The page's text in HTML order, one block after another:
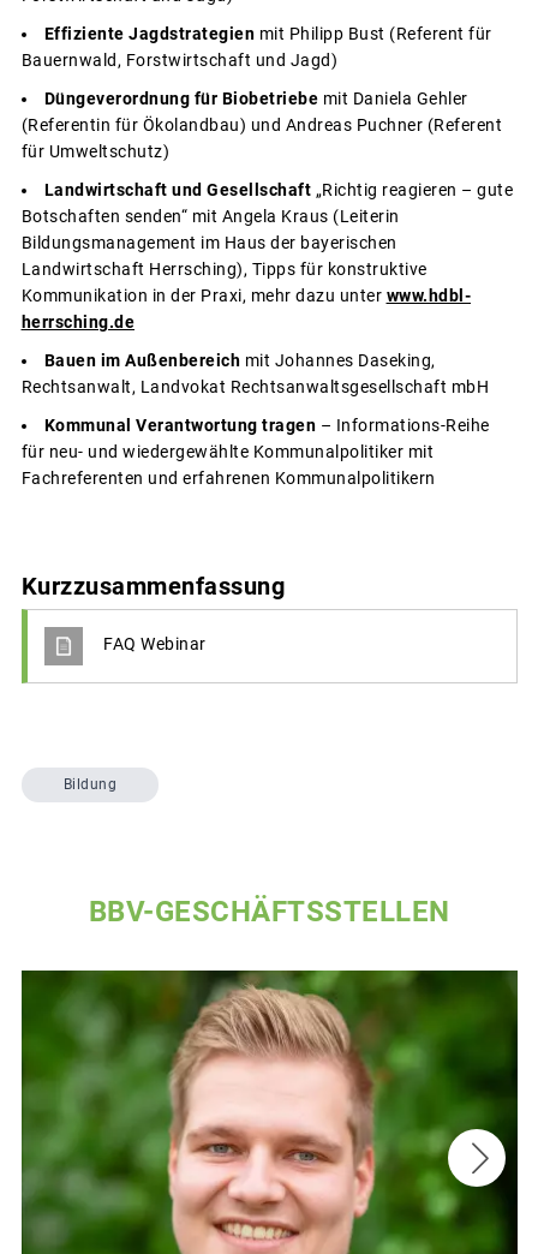
Effiziente Jagdstrategien mit Philipp Bust (Referent für
Bauernwald, Forstwirtschaft und Jagd)
Düngeverordnung für Biobetriebe mit Daniela Gehler
(Referentin für Ökolandbau) und Andreas Puchner (Referent
für Umweltschutz)
Landwirtschaft und Gesellschaft „Richtig reagieren – gute
Botschaften senden“ mit Angela Kraus (Leiterin
Bildungsmanagement im Haus der bayerischen
Landwirtschaft Herrsching), Tipps für konstruktive
Kommunikation in der Praxi, mehr dazu unter www.hdbl-
herrsching.de
Bauen im Außenbereich mit Johannes Daseking,
Rechtsanwalt, Landvokat Rechtsanwaltsgesellschaft mbH
Kommunal Verantwortung tragen – Informations-Reihe
für neu- und wiedergewählte Kommunalpolitiker mit
Fachreferenten und erfahrenen Kommunalpolitikern
Kurzzusammenfassung
FAQ Webinar
Bildung
BBV-GESCHÄFTSSTELLEN